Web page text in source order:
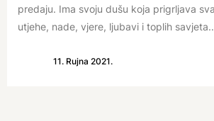
predaju. Ima svoju dušu koja prigrljava
utjehe, nade, vjere, ljubavi i toplih
11. Rujna 2021.